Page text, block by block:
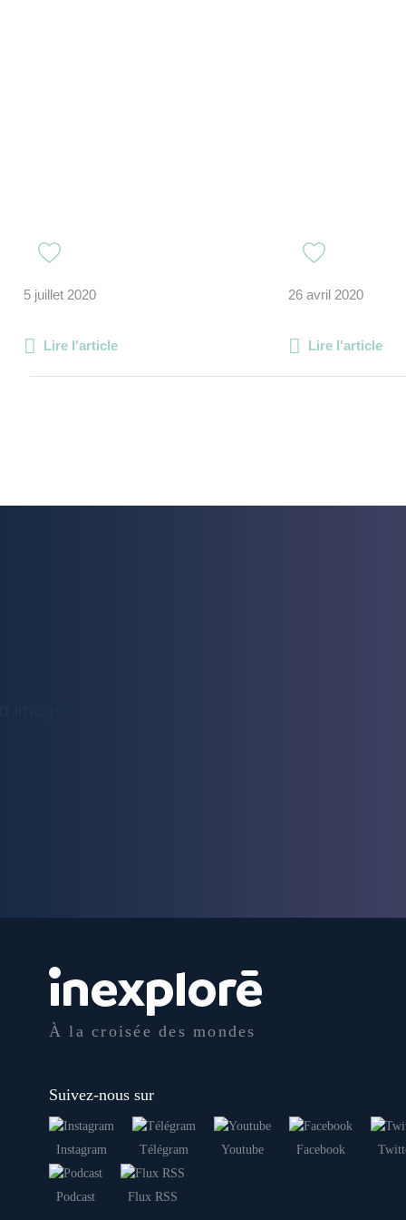
5 juillet 2020
Lire l'article
26 avril 2020
Lire l'article
À la croisée des mondes
Suivez-nous sur
Instagram Télégram Youtube Facebook
Podcast Flux RSS